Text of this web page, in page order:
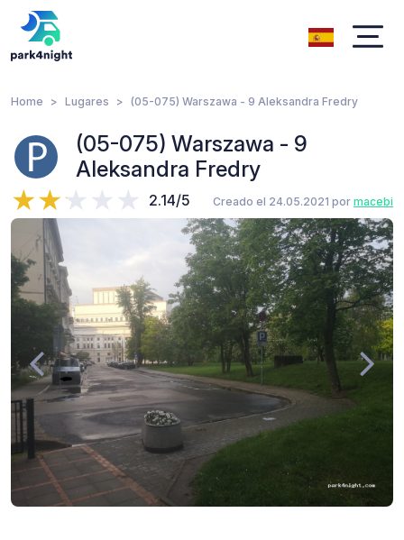
Home Lugares (05-075) Warszawa - 9 Aleksandra Fredry
(05-075) Warszawa - 9
Aleksandra Fredry
2.14/5 Creado el 24.05.2021 por macebi